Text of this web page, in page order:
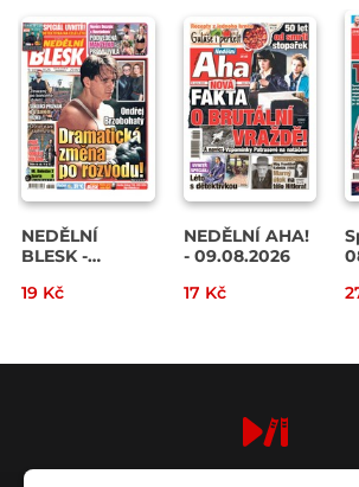
NEDĚLNÍ
BLESK -
19 Kč
NEDĚLNÍ AHA!
- 09.08.2026
17 Kč